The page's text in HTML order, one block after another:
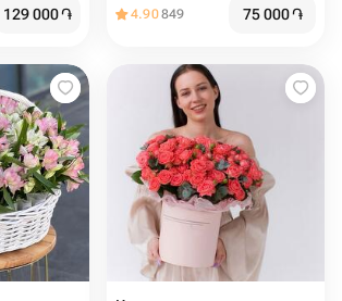
129 000֏ 4.90849 75 000֏